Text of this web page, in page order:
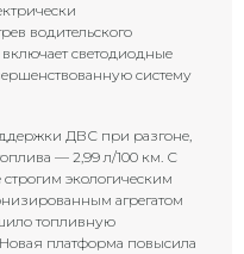
водительского
светодиодные
систему
ДВС при разгоне,
— 2,99 л/100 км. С
строгим экологическим
агрегатом
топливную
платформа повысила